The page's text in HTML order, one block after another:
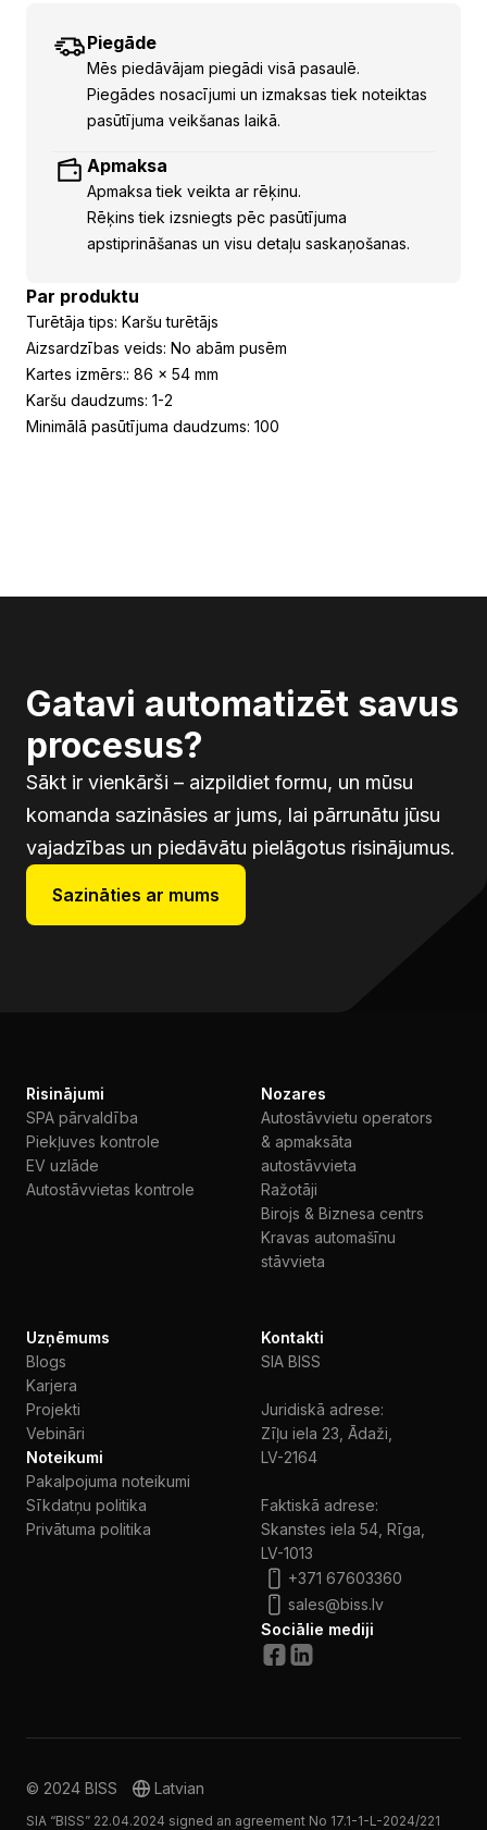
Piegāde
Mēs piedāvājam piegādi visā pasaulē.
Piegādes nosacījumi un izmaksas tiek noteiktas
pasūtījuma veikšanas laikā.
Apmaksa
Apmaksa tiek veikta ar rēķinu.
Rēķins tiek izsniegts pēc pasūtījuma
apstiprināšanas un visu detaļu saskaņošanas.
Par produktu
Turētāja tips: Karšu turētājs
Aizsardzības veids: No abām pusēm
Kartes izmērs:: 86 x 54 mm
Karšu daudzums: 1-2
Minimālā pasūtījuma daudzums: 100
Gatavi automatizēt savus
procesus?
Sākt ir vienkārši – aizpildiet formu, un mūsu
komanda sazināsies ar jums, lai pārrunātu jūsu
vajadzības un piedāvātu pielāgotus risinājumus.
Sazināties ar mums
Risinājumi
SPA pārvaldība
Piekļuves kontrole
EV uzlāde
Autostāvvietas kontrole
Nozares
Autostāvvietu operators
& apmaksāta
autostāvvieta
Ražotāji
Birojs & Biznesa centrs
Kravas automašīnu
stāvvieta
Uzņēmums
Blogs
Karjera
Projekti
Vebināri
Noteikumi
Pakalpojuma noteikumi
Sīkdatņu politika
Privātuma politika
Kontakti
SIA BISS
Juridiskā adrese:
Zīļu iela 23, Ādaži,
LV-2164
Faktiskā adrese:
Skanstes iela 54, Rīga,
LV-1013
+371 67603360
sales@biss.lv
Sociālie mediji
© 2024 BISS Latvian
SIA “BISS” 22.04.2024 signed an agreement No 17.1-1-L-2024/221